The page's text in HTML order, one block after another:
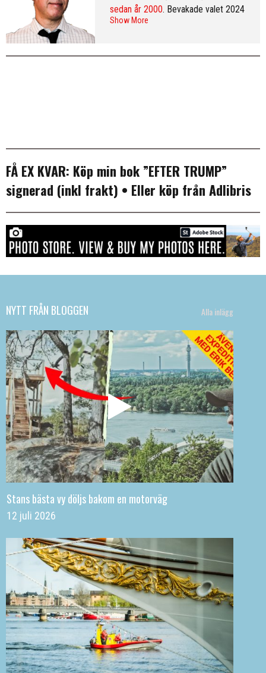
sedan år 2000. Bevakade valet 2024
från Washington DC och var SvD:s
Show More
FÅ EX KVAR: Köp min bok ”EFTER TRUMP”
signerad (inkl frakt) • Eller köp från Adlibris
NYTT FRÅN BLOGGEN Alla inlägg
Stans bästa vy döljs bakom en motorväg
12 juli 2026